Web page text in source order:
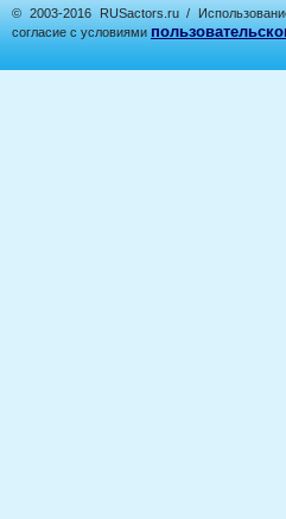
© 2003-2016 RUSactors.ru /
согласие с условиями